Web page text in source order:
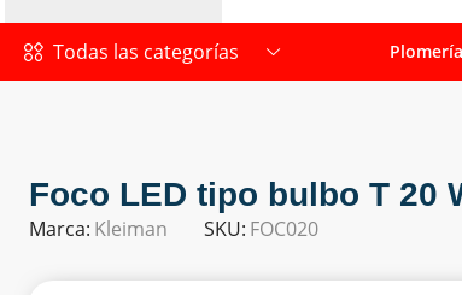
Todas las categorías Plomería
Foco LED tipo bulbo T 20
Marca: Kleiman SKU: FOC020